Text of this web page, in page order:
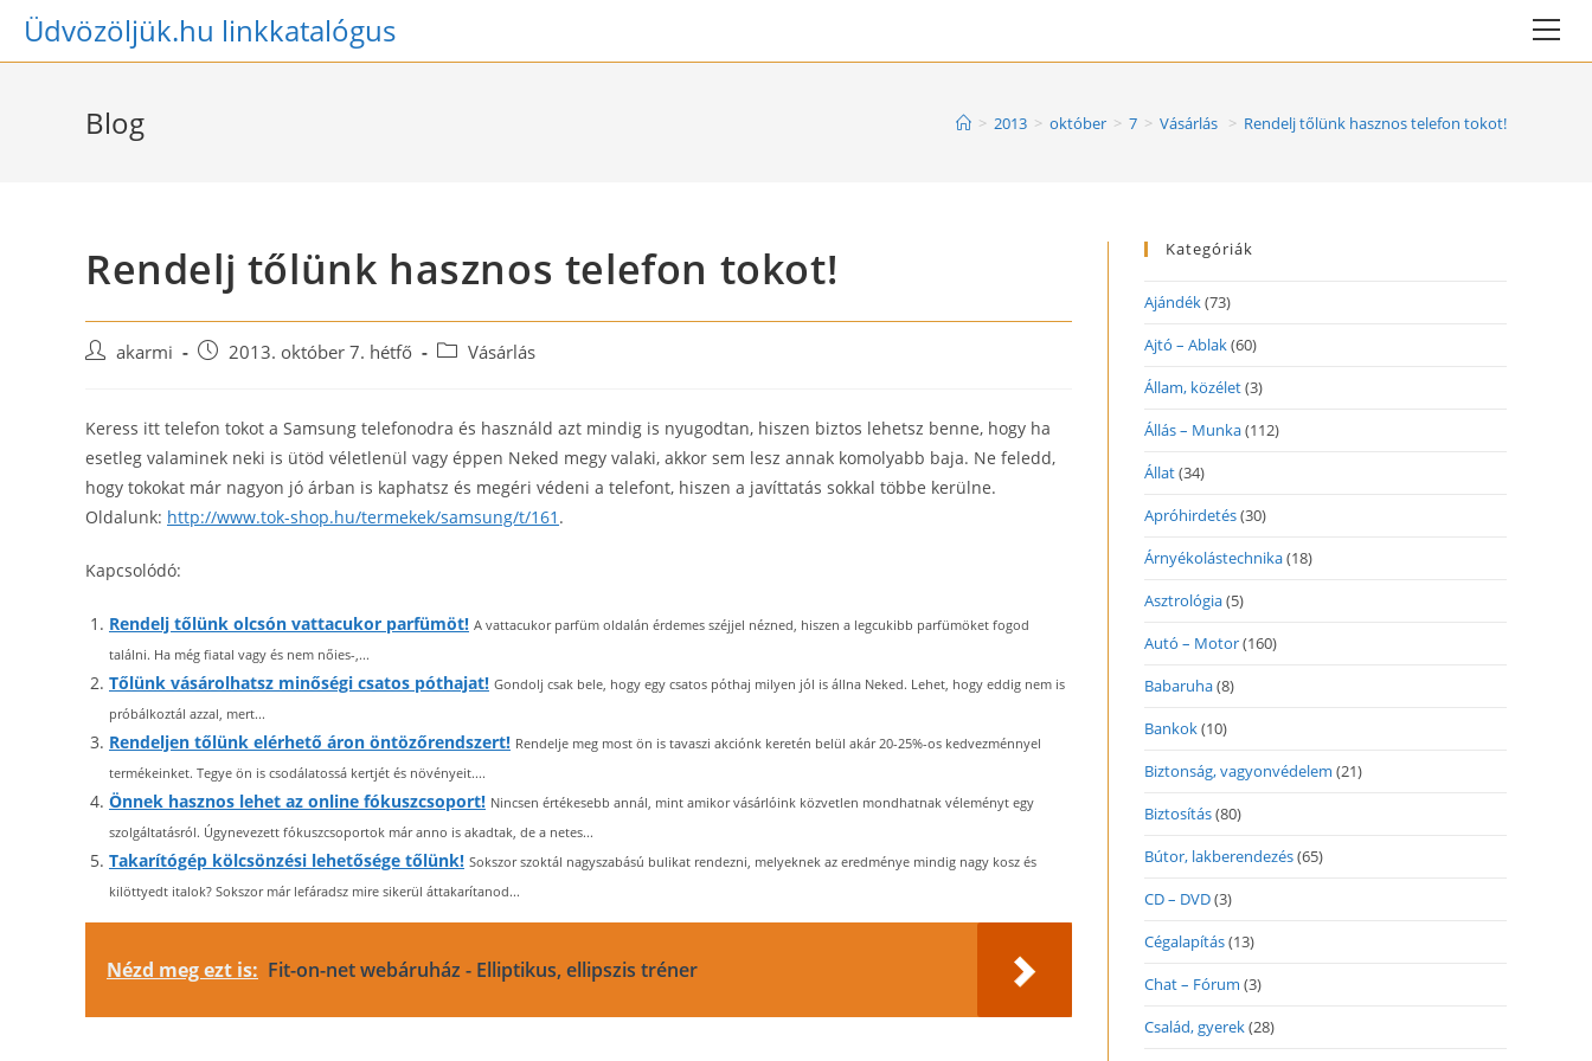
SkipÜdvözöljük.hu linkkatalógus
Blog > 2013 > október > 7 > Vásárlás > Rendelj tőlünk hasznos telefon tokot!
Rendelj tőlünk hasznos telefon tokot!
Postakarmi
Post 2013. október 7. hétfő
PostVásárlás
Keress itt telefon tokot a Samsung telefonodra és használd azt mindig is nyugodtan, hiszen biztos lehetsz benne, hogy ha
esetleg valaminek neki is ütöd véletlenül vagy éppen Neked megy valaki, akkor sem lesz annak komolyabb baja. Ne feledd,
hogy tokokat már nagyon jó árban is kaphatsz és megéri védeni a telefont, hiszen a javíttatás sokkal többe kerülne.
Oldalunk: http://www.tok-shop.hu/termekek/samsung/t/161 .
Kapcsolódó:
Rendelj tőlünk olcsón vattacukor parfümöt! A vattacukor parfüm oldalán érdemes széjjel nézned, hiszen a legcukibb parfümöket fogod
találni. Ha még fiatal vagy és nem nőies-,...
Tőlünk vásárolhatsz minőségi csatos póthajat! Gondolj csak bele, hogy egy csatos póthaj milyen jól is állna Neked. Lehet, hogy eddig nem is
próbálkoztál azzal, mert...
Rendeljen tőlünk elérhető áron öntözőrendszert! Rendelje meg most ön is tavaszi akciónk keretén belül akár 20-25%-os kedvezménnyel
termékeinket. Tegye ön is csodálatossá kertjét és növényeit....
Önnek hasznos lehet az online fókuszcsoport! Nincsen értékesebb annál, mint amikor vásárlóink közvetlen mondhatnak véleményt egy
szolgáltatásról. Úgynevezett fókuszcsoportok már anno is akadtak, de a netes...
Takarítógép kölcsönzési lehetősége tőlünk! Sokszor szoktál nagyszabású bulikat rendezni, melyeknek az eredménye mindig nagy kosz és
kilöttyedt italok? Sokszor már lefáradsz mire sikerül áttakarítanod...
Nézd meg ezt is: Fit-on-net webáruház - Elliptikus, ellipszis tréner
Kategóriák
Ajándék(73)
Ajtó – Ablak(60)
Állam, közélet(3)
Állás – Munka(112)
Állat(34)
Apróhirdetés(30)
Árnyékolástechnika(18)
Asztrológia(5)
Autó – Motor(160)
Babaruha(8)
Bankok(10)
Biztonság, vagyonvédelem (21)
Biztosítás(80)
Bútor, lakberendezés(65)
CD – DVD(3)
Cégalapítás(13)
Chat – Fórum (3)
Család, gyerek(28)